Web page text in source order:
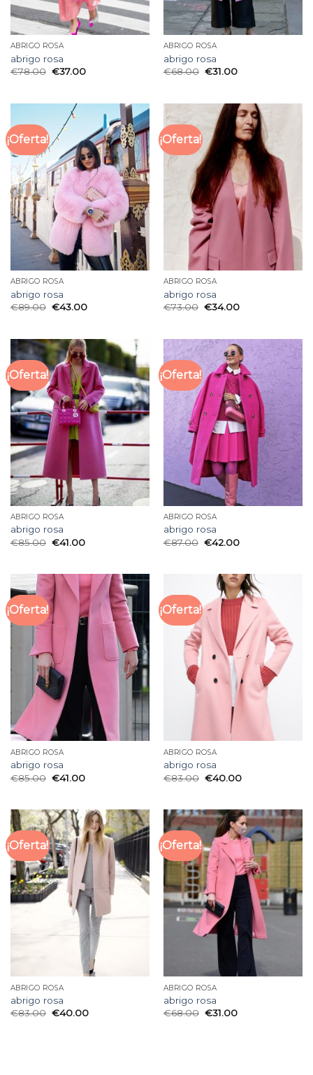
ABRIGO ROSA
abrigo rosa
€78.00 €37.00
ABRIGO ROSA
abrigo rosa
€68.00 €31.00
¡Oferta!
ABRIGO ROSA
abrigo rosa
€89.00 €43.00
¡Oferta!
ABRIGO ROSA
abrigo rosa
€73.00 €34.00
¡Oferta!
ABRIGO ROSA
abrigo rosa
€85.00 €41.00
¡Oferta!
ABRIGO ROSA
abrigo rosa
€87.00 €42.00
¡Oferta!
ABRIGO ROSA
abrigo rosa
€85.00 €41.00
¡Oferta!
ABRIGO ROSA
abrigo rosa
€83.00 €40.00
¡Oferta!
ABRIGO ROSA
abrigo rosa
€83.00 €40.00
¡Oferta!
ABRIGO ROSA
abrigo rosa
€68.00 €31.00